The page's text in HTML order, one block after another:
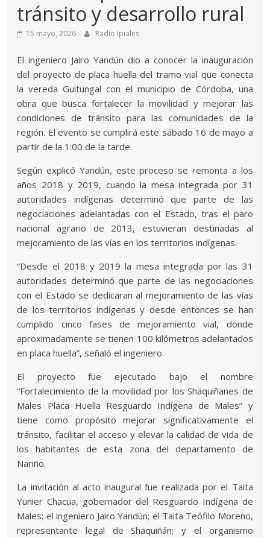
tránsito y desarrollo rural
15 mayo, 2026 Radio Ipiales
El ingeniero Jairo Yandún dio a conocer la inauguración
del proyecto de placa huella del tramo vial que conecta
la vereda Guitungal con el municipio de Córdoba, una
obra que busca fortalecer la movilidad y mejorar las
condiciones de tránsito para las comunidades de la
región. El evento se cumplirá este sábado 16 de mayo a
partir de la 1:00 de la tarde.
Según explicó Yandún, este proceso se remonta a los
años 2018 y 2019, cuando la mesa integrada por 31
autoridades indígenas determinó que parte de las
negociaciones adelantadas con el Estado, tras el paro
nacional agrario de 2013, estuvieran destinadas al
mejoramiento de las vías en los territorios indígenas.
“Desde el 2018 y 2019 la mesa integrada por las 31
autoridades determinó que parte de las negociaciones
con el Estado se dedicaran al mejoramiento de las vías
de los territorios indígenas y desde entonces se han
cumplido cinco fases de mejoramiento vial, donde
aproximadamente se tienen 100 kilómetros adelantados
en placa huella”, señaló el ingeniero.
El proyecto fue ejecutado bajo el nombre
“Fortalecimiento de la movilidad por los Shaquiñanes de
Males Placa Huella Resguardo Indígena de Males” y
tiene como propósito mejorar significativamente el
tránsito, facilitar el acceso y elevar la calidad de vida de
los habitantes de esta zona del departamento de
Nariño.
La invitación al acto inaugural fue realizada por el Taita
Yunier Chacua, gobernador del Resguardo Indígena de
Males; el ingeniero Jairo Yandún; el Taita Teófilo Moreno,
representante legal de Shaquiñán; y el organismo